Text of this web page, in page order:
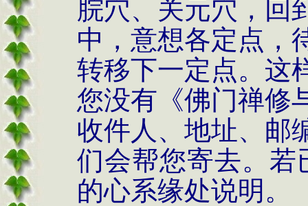
脘穴、关元穴，回
中，意想各定点，
转移下一定点。这
您没有《佛门禅修
收件人、地址、邮
们会帮您寄去。若
的心系缘处说明。